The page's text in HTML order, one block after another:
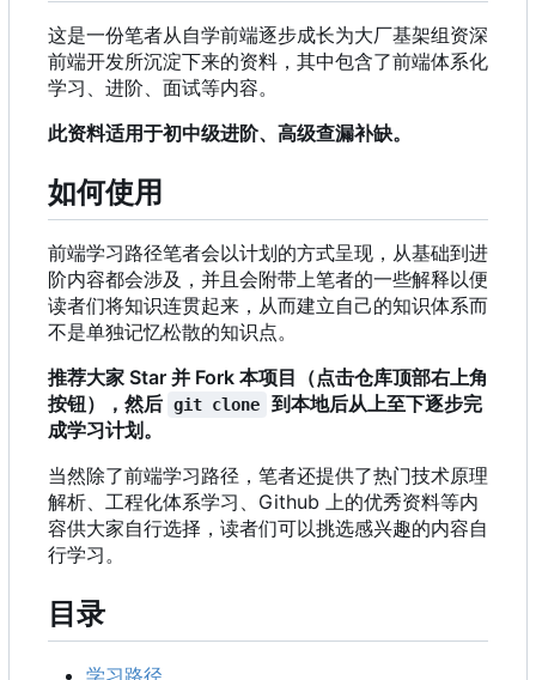
这是一份笔者从自学前端逐步成长为大厂基架组资深
前端开发所沉淀下来的资料，其中包含了前端体系化
学习、进阶、面试等内容。
此资料适用于初中级进阶、高级查漏补缺。
如何使用
前端学习路径笔者会以计划的方式呈现，从基础到进
阶内容都会涉及，并且会附带上笔者的一些解释以便
读者们将知识连贯起来，从而建立自己的知识体系而
不是单独记忆松散的知识点。
推荐大家 Star 并 Fork 本项目（点击仓库顶部右上角
按钮），然后 git clone
到本地后从上至下逐步完
成学习计划。
当然除了前端学习路径 ， 笔者还提供了热门技术原理
解析、工程化体系学习、Github 上的优秀资料等内
容供大家自行选择，读者们可以挑选感兴趣的内容自
行学习。
目录
学习路径